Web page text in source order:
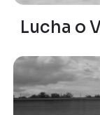
Lucha o